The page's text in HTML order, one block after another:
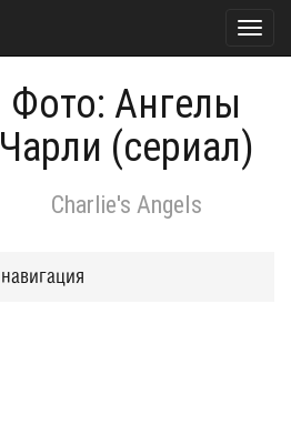
Фото: Ангелы
Чарли (сериал)
Charlie's Angels
навигация